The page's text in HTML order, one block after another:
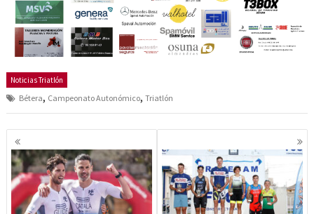
Noticias Triatlón
Bétera, Campeonato Autonómico,Triatlón
Navegación
de
entradas